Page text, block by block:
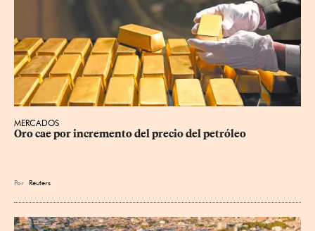
MERCADOS
Oro cae por incremento del precio del petróleo
Por Reuters